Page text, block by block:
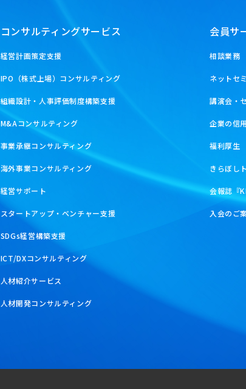
コンサルティングサービス
経営計画策定支援
IPO（株式上場）コンサルティング
組織設計・人事評価制度構築支援
M&Aコンサルティング
事業承継コンサルティング
海外事業コンサルティング
経営サポート
スタートアップ・ベンチャー支援
SDGs経営構築支援
ICT/DXコンサルティング
人材紹介サービス
人材開発コンサルティング
会員サ
相談業務
ネットセ
講演会・
企業の信
福利厚生
きらぼし
会報誌『
入会のご